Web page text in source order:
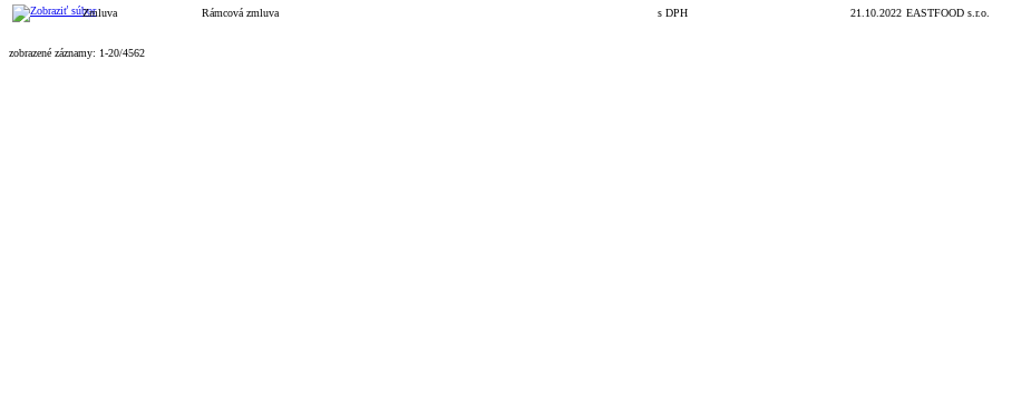
Zmluva Rámcová zmluva s DPH 21.10.2022 EASTFOOD s.r.o.
zobrazené záznamy: 1-20/4562